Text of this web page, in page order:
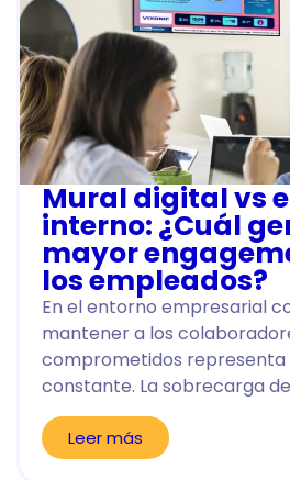
Mural digital vs
interno: ¿Cuál
mayor
los empleados?
En el entorno empresarial
mantener a los
comprometidos representa
constante. La sobrecarga
Leer más